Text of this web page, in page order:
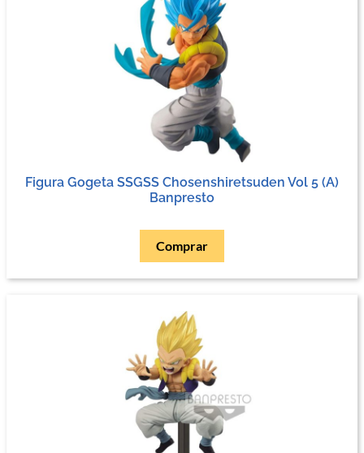
Figura Gogeta SSGSS Chosenshiretsuden Vol 5 (A)
Banpresto
Comprar